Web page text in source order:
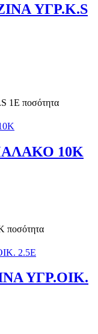
ΥΓΡ.K.S
ποσότητα
10Κ
ΥΓΡ.ΟΙΚ.